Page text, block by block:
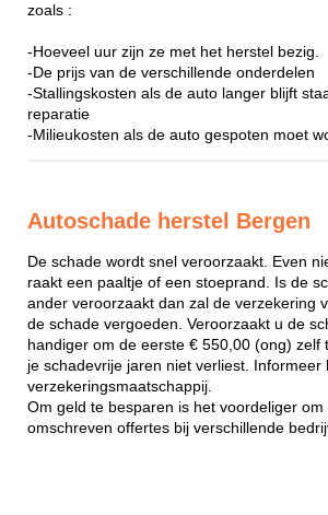
zoals :
-Hoeveel uur zijn ze met het herstel bezig.
-De prijs van de verschillende onderdelen
-Stallingskosten als de auto langer blijft
reparatie
-Milieukosten als de auto gespoten moet
Autoschade herstel Bergen
De schade wordt snel veroorzaakt. Even
raakt een paaltje of een stoeprand. Is de
ander veroorzaakt dan zal de verzekering
de schade vergoeden. Veroorzaakt u de
handiger om de eerste € 550,00 (ong) zelf
je schadevrije jaren niet verliest. Informeer
verzekeringsmaatschappij.
Om geld te besparen is het voordeliger om
omschreven offertes bij verschillende